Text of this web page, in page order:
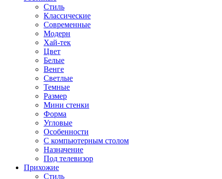
Стиль
Классические
Современные
Модерн
Хай-тек
Цвет
Белые
Венге
Светлые
Темные
Размер
Мини стенки
Форма
Угловые
Особенности
С компьютерным столом
Назначение
Под телевизор
Прихожие
Стиль